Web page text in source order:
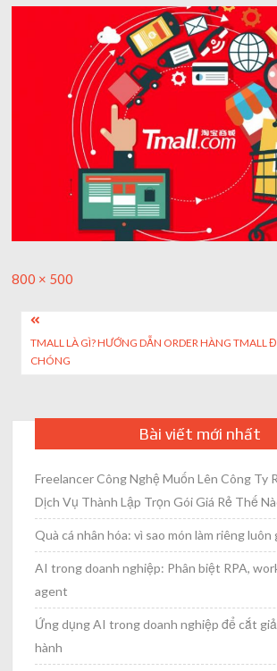
AI trong doanh nghiệp: Phân biệt RPA,
Ứng dụng AI trong doanh nghiệp để cắt
Ứng dụng AI cho chăm sóc khách hàng giúp
AI agent cho doanh nghiệp khác chatbot
Full
800 × 500
Post
navigation
TMALL LÀ GÌ? HƯỚNG DẪN ORDER HÀNG TMALL
CHÓNG
Bài viết mới nhất
Freelancer Công Nghệ Muốn Lên Công Ty
Dịch Vụ Thành Lập Trọn Gói Giá Rẻ Thế
Quà cá nhân hóa: vì sao món làm riêng luôn
AI trong doanh nghiệp: Phân biệt RPA,
agent
Ứng dụng AI trong doanh nghiệp để cắt
hành